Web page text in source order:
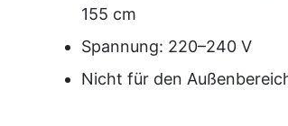
155 cm
Spannung: 220–240 V
Nicht für den